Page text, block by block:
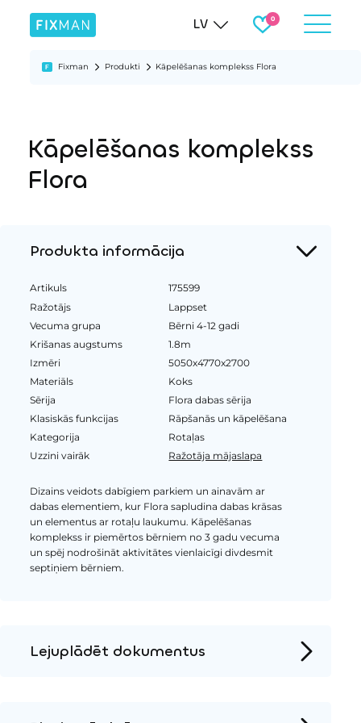
LV
Fixman Produkti Kāpelēšanas komplekss Flora
Kāpelēšanas komplekss
Flora
Produkta informācija
Artikuls
175599
Ražotājs
Lappset
Vecuma grupa
Bērni 4-12 gadi
Krišanas augstums
1.8m
Izmēri
5050x4770x2700
Materiāls
Koks
Sērija
Flora dabas sērija
Klasiskās funkcijas
Rāpšanās un kāpelēšana
Kategorija
Rotaļas
Uzzini vairāk
Ražotāja mājaslapa
Dizains veidots dabīgiem parkiem un ainavām ar
dabas elementiem, kur Flora sapludina dabas krāsas
un elementus ar rotaļu laukumu. Kāpelēšanas
komplekss ir piemērtos bērniem no 3 gadu vecuma
un spēj nodrošināt aktivitātes vienlaicīgi divdesmit
septiņiem bērniem.
Lejuplādēt dokumentus